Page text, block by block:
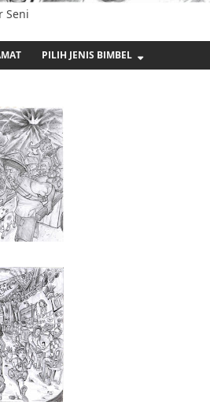
Seni
PILIH JENIS BIMBEL